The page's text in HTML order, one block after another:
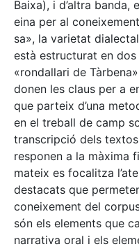
Baixa), i d’altra banda,
eina per al
sa», la varietat
està estructurat en
«rondallari de
donen les claus per a
que parteix d’una
en el treball de camp
transcripció dels
responen a la màxima
mateix es focalitza
destacats que
coneixement del
són els elements que
narrativa oral i els